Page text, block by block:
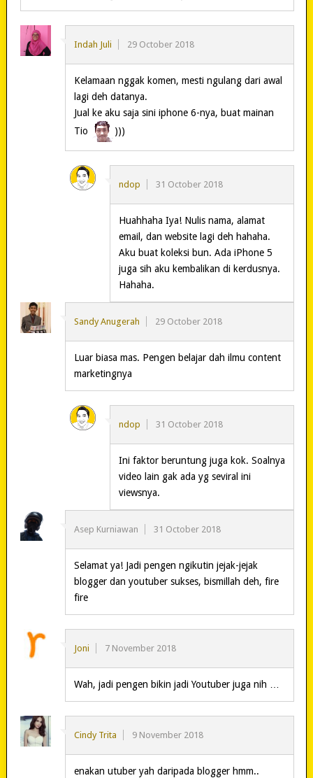
Indah Juli 29 October 2018
Kelamaan nggak komen, mesti ngulang dari awal
lagi deh datanya.
Jual ke aku saja sini iphone 6-nya, buat mainan
Tio
)))
ndop 31 October 2018
Huahhaha Iya! Nulis nama, alamat
email, dan website lagi deh hahaha.
Aku buat koleksi bun. Ada iPhone 5
juga sih aku kembalikan di kerdusnya.
Hahaha.
Sandy Anugerah 29 October 2018
Luar biasa mas. Pengen belajar dah ilmu content
marketingnya
ndop 31 October 2018
Ini faktor beruntung juga kok. Soalnya
video lain gak ada yg seviral ini
viewsnya.
Asep Kurniawan 31 October 2018
Selamat ya! Jadi pengen ngikutin jejak-jejak
blogger dan youtuber sukses, bismillah deh, fire
fire
Joni 7 November 2018
Wah, jadi pengen bikin jadi Youtuber juga nih …
Cindy Trita 9 November 2018
enakan utuber yah daripada blogger hmm..